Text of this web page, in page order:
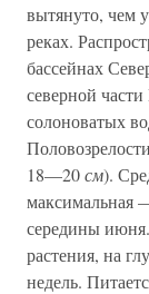
вытянуто, чем у
реках.
бассейнах
северной
солоноватых
18—20см).
максимальная
середины
растения, на
недель.